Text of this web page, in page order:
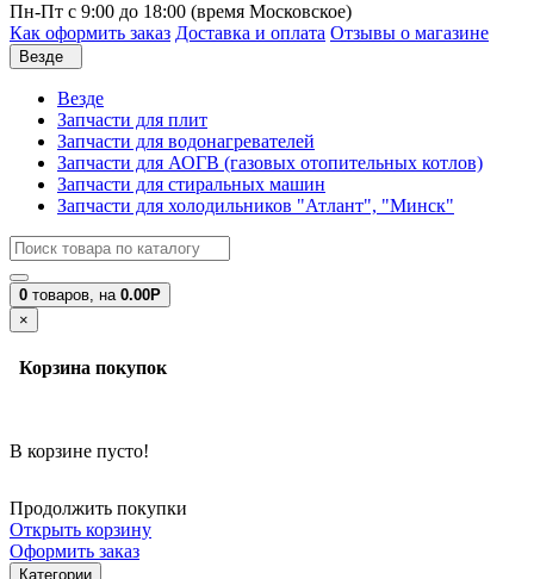
Пн-Пт с 9:00 до 18:00 (время Московское)
Как оформить заказ Доставка и оплата Отзывы о магазине
Везде
Везде
Запчасти для плит
Запчасти для водонагревателей
Запчасти для АОГВ (газовых отопительных котлов)
Запчасти для стиральных машин
Запчасти для холодильников "Атлант", "Минск"
0 товаров, на 0.00Р
×
Корзина покупок
В корзине пусто!
Продолжить покупки
Открыть корзину
Оформить заказ
Категории